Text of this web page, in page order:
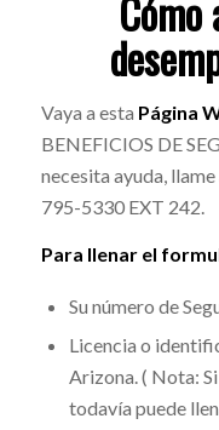
Vaya a esta Página
BENEFICIOS DE
necesita ayuda,
795-5330 EXT 242.
Para llenar el
Su número de
Licencia o
Arizona. ( Nota:
todavía puede